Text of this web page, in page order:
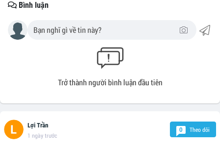
Bình luận
Trở thành người bình luận đầu tiên
Lợi Trần
1 ngày trước
0 Theo dõi